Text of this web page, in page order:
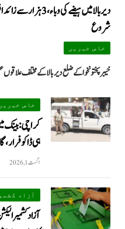
دیر بالا میں ہیضے کی
شروع
خاص خبریں
خیبرپختونخوا کے ضلع دیر بالا کے مختلف
خاص خبریں
کراچی: بینک
ہی ڈاکو فرار،
اگست 1, 2026
آزاد
آزاد کشمیر